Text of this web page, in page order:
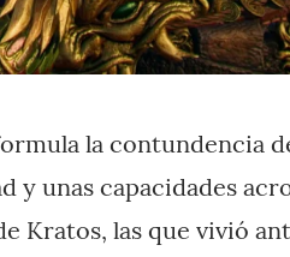
la contundencia
y unas capacidades
Kratos, las que vivió